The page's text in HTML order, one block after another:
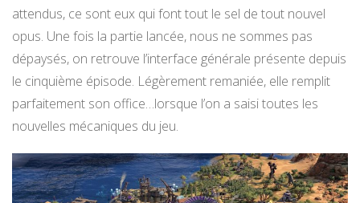
attendus, ce sont eux qui font tout le sel de tout nouvel
opus. Une fois la partie lancée, nous ne sommes pas
dépaysés, on retrouve l’interface générale présente depuis
le cinquième épisode. Légèrement remaniée, elle remplit
parfaitement son office…lorsque l’on a saisi toutes les
nouvelles mécaniques du jeu.